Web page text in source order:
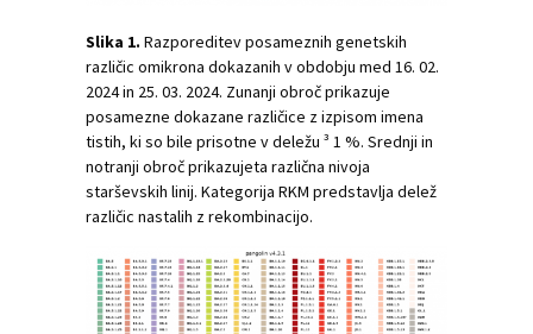
Slika 1. Razporeditev posameznih genetskih
različic omikrona dokazanih v obdobju med 16. 02.
2024 in 25. 03. 2024. Zunanji obroč prikazuje
posamezne dokazane različice z izpisom imena
tistih, ki so bile prisotne v deležu ³ 1 %. Srednji in
notranji obroč prikazujeta različna nivoja
starševskih linij. Kategorija RKM predstavlja delež
različic nastalih z rekombinacijo.